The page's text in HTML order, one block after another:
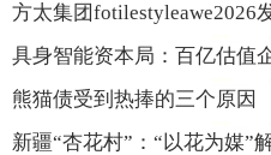
方太集团fotilestyleawe2026
具身智能资本局：百亿估值
熊猫债受到热捧的三个原因
新疆“杏花村”：“以花为媒”